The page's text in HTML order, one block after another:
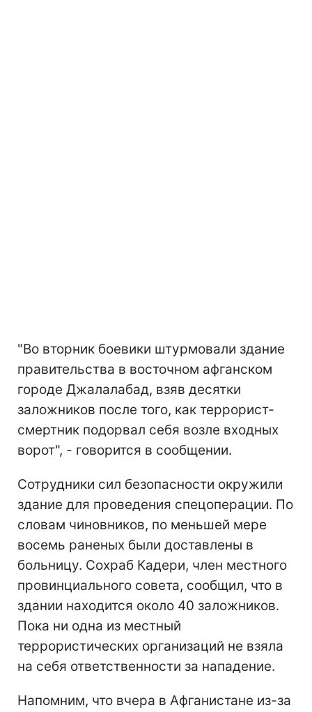
"Во вторник боевики штурмовали здание
правительства в восточном афганском
городе Джалалабад, взяв десятки
заложников после того, как террорист-
смертник подорвал себя возле входных
ворот", - говорится в сообщении.
Сотрудники сил безопасности окружили
здание для проведения спецоперации. По
словам чиновников, по меньшей мере
восемь раненых были доставлены в
больницу. Сохраб Кадери, член местного
провинциального совета, сообщил, что в
здании находится около 40 заложников.
Пока ни одна из местный
террористических организаций не взяла
на себя ответственности за нападение.
Напомним, что вчера в Афганистане из-за